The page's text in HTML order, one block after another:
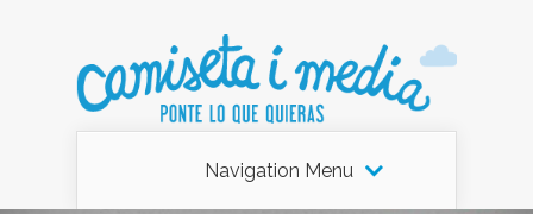
Navigation Menu